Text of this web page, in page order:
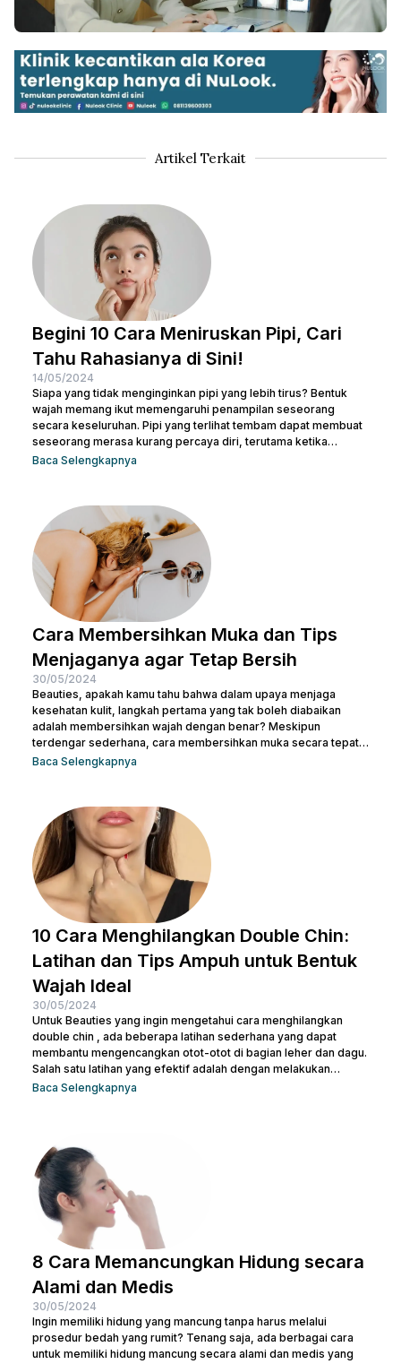
Artikel Terkait
Begini 10 Cara Meniruskan Pipi, Cari
Tahu Rahasianya di Sini!
14/05/2024
Siapa yang tidak menginginkan pipi yang lebih tirus? Bentuk
wajah memang ikut memengaruhi penampilan seseorang
secara keseluruhan. Pipi yang terlihat tembam dapat membuat
seseorang merasa kurang percaya diri, terutama ketika
berfoto atau bertemu orang baru. Namun, jangan khawatir! Ada
Beauties bisa mulai mengubah pola hidup yang lebih sehat
untuk menjaga kesehatan sekaligus meniruskan pipi. Tentu
masih ada cara lainnya untuk membuat...
Baca Selengkapnya
Cara Membersihkan Muka dan Tips
Menjaganya agar Tetap Bersih
30/05/2024
Beauties, apakah kamu tahu bahwa dalam upaya menjaga
kesehatan kulit, langkah pertama yang tak boleh diabaikan
adalah membersihkan wajah dengan benar? Meskipun
terdengar sederhana, cara membersihkan muka secara tepat
memiliki peran krusial dalam menjaga kulit tetap sehat dan
mempersiapkan kulit untuk penyerapan produk perawatan kulit
selanjutnya. Micellar water adalah pilihan pembersih yang
efektif dan praktis, terutama untuk menghapus makeup dan
kotoran saat...
Baca Selengkapnya
10 Cara Menghilangkan Double Chin:
Latihan dan Tips Ampuh untuk Bentuk
Wajah Ideal
30/05/2024
Untuk Beauties yang ingin mengetahui cara menghilangkan
double chin , ada beberapa latihan sederhana yang dapat
membantu mengencangkan otot-otot di bagian leher dan dagu.
Salah satu latihan yang efektif adalah dengan melakukan
gerakan menutup dan membuka mulut secara berulang. Kamu
simak penjelasan lengkapnya di bawah ini. 5 Penyebab Double
Chin Penyebab...
Baca Selengkapnya
8 Cara Memancungkan Hidung secara
Alami dan Medis
30/05/2024
Ingin memiliki hidung yang mancung tanpa harus melalui
prosedur bedah yang rumit? Tenang saja, ada berbagai cara
untuk memiliki hidung mancung secara alami dan medis yang